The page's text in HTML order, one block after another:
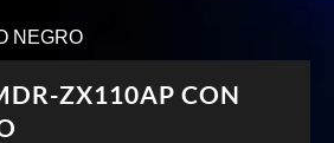
NEGRO
ZX110AP CON